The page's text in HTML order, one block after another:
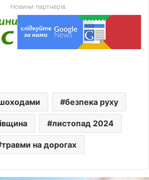
Новини партнерів
безпека руху
листопад 2024
травми на дорогах